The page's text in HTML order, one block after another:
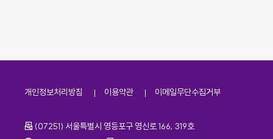
개인정보처리방침 이용약관 이메일무단수집거부
주소
(07251) 서울특별시 영등포구 영신로 166, 319호